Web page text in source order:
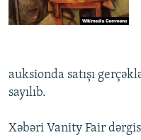
İNFOQRAFIKA
AZƏRBAYCAN ƏDƏBIYYATI
MISSIYAMIZ
MATERIALLARIMIZDAN
AZADLIQRADIOSU MOBIL
XƏBƏR BÜLLETENLƏRIMIZ
BIZI IZLƏ
RFE/RL-in bütün
auksionda satışı
sayılıb.
Xəbəri Vanity Fair